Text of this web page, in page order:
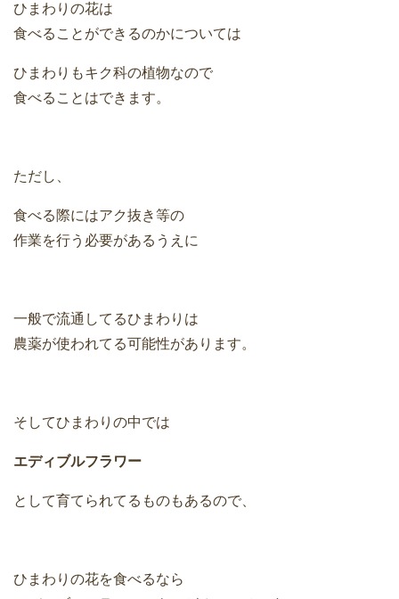
ひまわりの花は
食べることができるのかについては
ひまわりもキク科の植物なので
食べることはできます。
ただし、
食べる際にはアク抜き等の
作業を行う必要があるうえに
一般で流通してるひまわりは
農薬が使われてる可能性があります。
そしてひまわりの中では
エディブルフラワー
として育てられてるものもあるので、
ひまわりの花を食べるなら